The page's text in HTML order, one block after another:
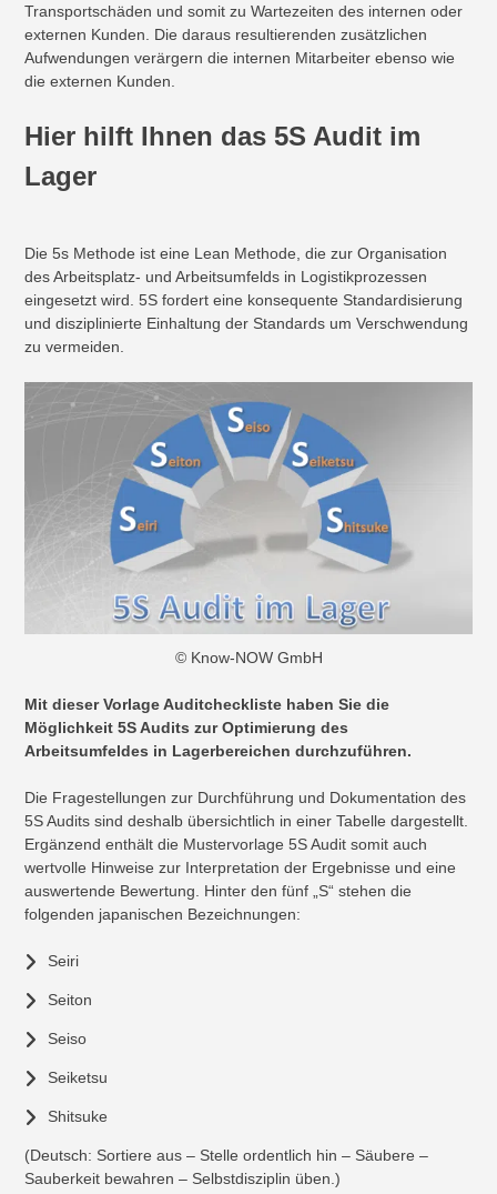
Transportschäden und somit zu Wartezeiten des internen oder
externen Kunden. Die daraus resultierenden zusätzlichen
Aufwendungen verärgern die internen Mitarbeiter ebenso wie
die externen Kunden.
Hier hilft Ihnen das 5S Audit im
Lager
Die 5s Methode ist eine Lean Methode, die zur Organisation
des Arbeitsplatz- und Arbeitsumfelds in Logistikprozessen
eingesetzt wird. 5S fordert eine konsequente Standardisierung
und disziplinierte Einhaltung der Standards um Verschwendung
zu vermeiden.
© Know-NOW GmbH
Mit dieser Vorlage Auditcheckliste haben Sie die
Möglichkeit 5S Audits zur Optimierung des
Arbeitsumfeldes in Lagerbereichen durchzuführen.
Die Fragestellungen zur Durchführung und Dokumentation des
5S Audits sind deshalb übersichtlich in einer Tabelle dargestellt.
Ergänzend enthält die Mustervorlage 5S Audit somit auch
wertvolle Hinweise zur Interpretation der Ergebnisse und eine
auswertende Bewertung. Hinter den fünf „S“ stehen die
folgenden japanischen Bezeichnungen:
Seiri
Seiton
Seiso
Seiketsu
Shitsuke
(Deutsch: Sortiere aus – Stelle ordentlich hin – Säubere –
Sauberkeit bewahren – Selbstdisziplin üben.)